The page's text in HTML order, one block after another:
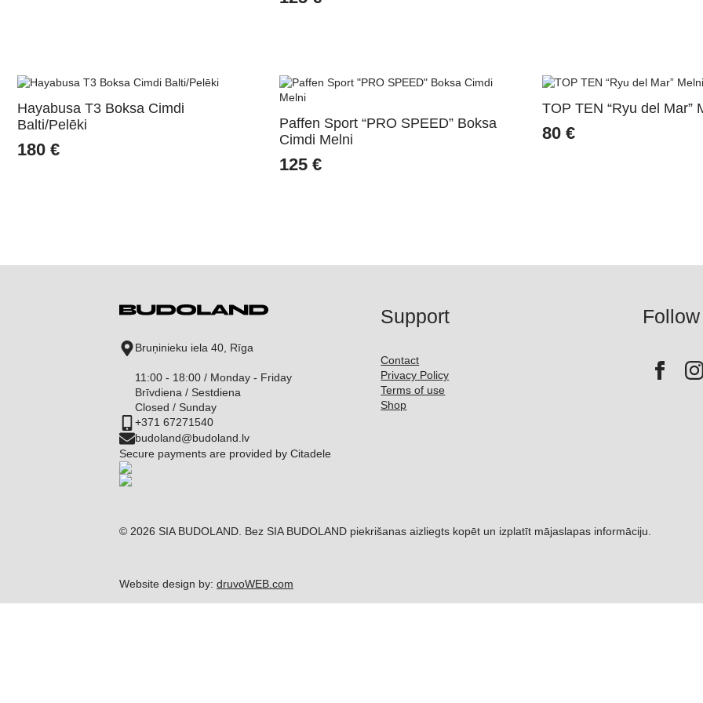
Hayabusa T3 Boksa Cimdi
Balti/Pelēki
180 €
Paffen Sport “PRO SPEED” Boksa
Cimdi Melni
125€
TOP TEN “Ryu del Mar”
80 €
Bruņinieku iela 40, Rīga
11:00 - 18:00 / Monday - Friday
Brīvdiena / Sestdiena
Closed / Sunday
+371 67271540
budoland@budoland.lv
Support
Contact
Privacy Policy
Terms of use
Shop
Follow
Secure payments are provided by Citadele
© 2026 SIA BUDOLAND. Bez SIA BUDOLAND piekrišanas aizliegts kopēt un izplatīt mājaslapas informāciju.
Website design by: druvoWEB.com